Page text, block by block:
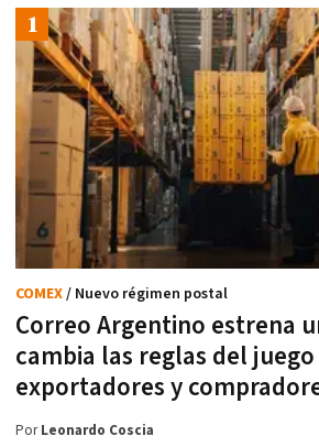
Correo Argentino estrena
cambia las reglas del juego
exportadores y
COMEX/ Nuevo régimen postal
PorLeonardo Coscia